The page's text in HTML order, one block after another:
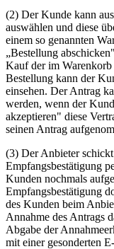
(2) Der Kunde kann
auswählen und diese
einem so genannten
„Bestellung
Kauf der im
Bestellung kann der
einsehen. Der Antrag
werden, wenn der
akzeptieren" diese
seinen Antrag
(3) Der Anbieter
Empfangsbestätigung
Kunden nochmals
Empfangsbestätigung
des Kunden beim
Annahme des Antrags
Abgabe der
mit einer gesonderten